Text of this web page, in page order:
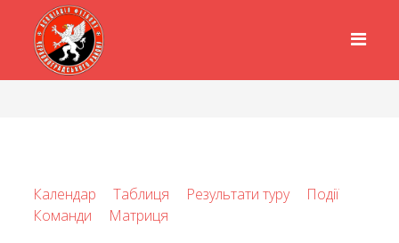
Календар Таблиця Результати туру
Події
Команди
Матриця